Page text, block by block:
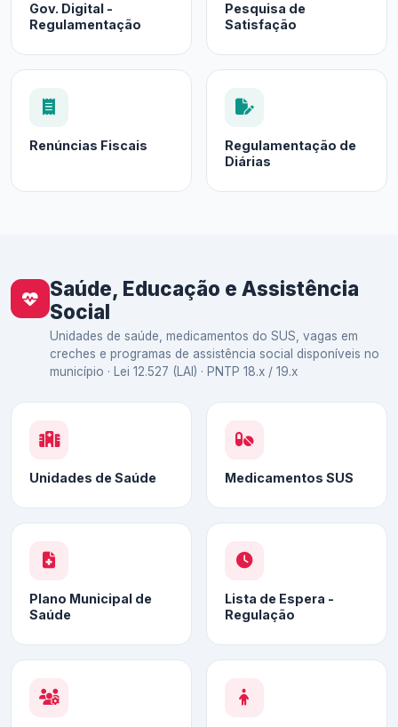
Gov. Digital -
Regulamentação
Pesquisa de
Satisfação
Renúncias Fiscais
Regulamentação de
Diárias
Saúde, Educação e Assistência
Social
Unidades de saúde, medicamentos do SUS, vagas em
creches e programas de assistência social disponíveis no
município · Lei 12.527 (LAI) · PNTP 18.x / 19.x
Unidades de Saúde Medicamentos SUS
Plano Municipal de
Saúde
Lista de Espera -
Regulação